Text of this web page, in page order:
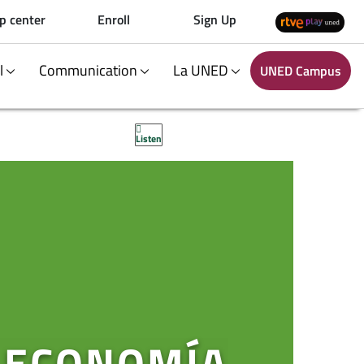
center Enroll Sign Up
Communication La UNED UNED Campus
Listen